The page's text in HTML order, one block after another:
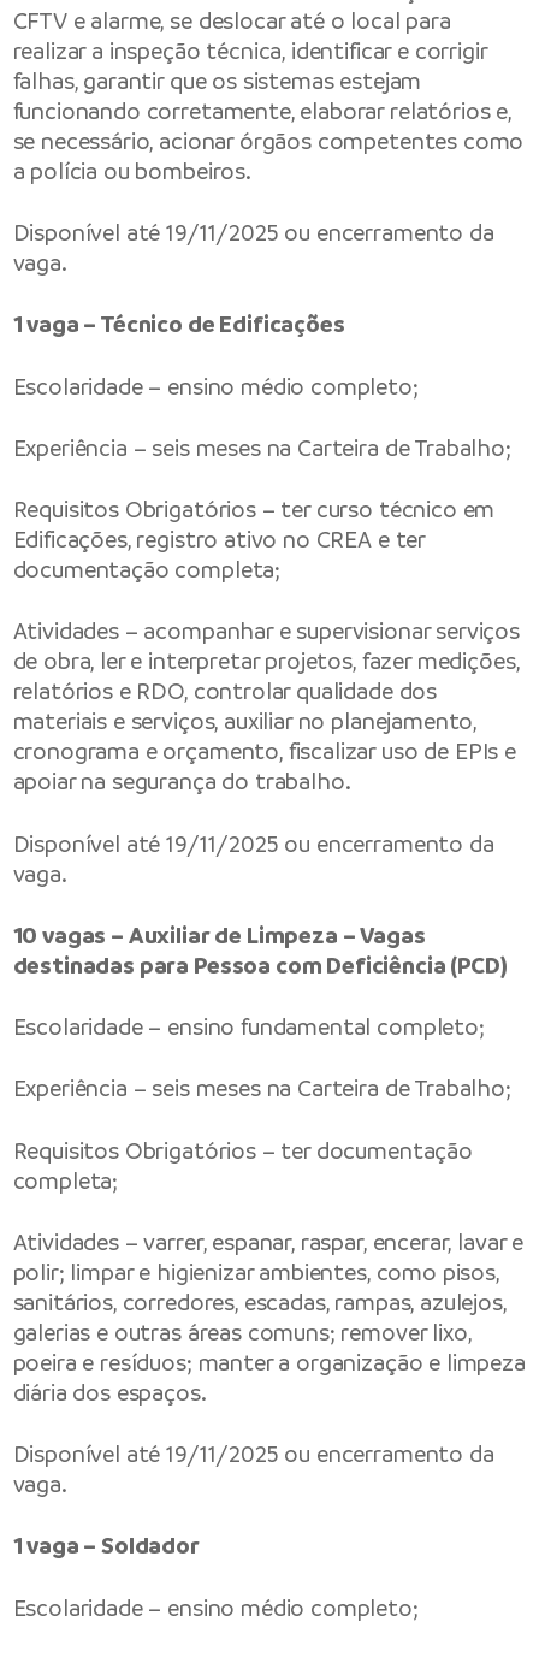
CFTV e alarme, se deslocar até o local para
realizar a inspeção técnica, identificar e corrigir
falhas, garantir que os sistemas estejam
funcionando corretamente, elaborar relatórios e,
se necessário, acionar órgãos competentes como
a polícia ou bombeiros.
Disponível até 19/11/2025 ou encerramento da
vaga.
1 vaga – Técnico de Edificações
Escolaridade – ensino médio completo;
Experiência – seis meses na Carteira de Trabalho;
Requisitos Obrigatórios – ter curso técnico em
Edificações, registro ativo no CREA e ter
documentação completa;
Atividades – acompanhar e supervisionar serviços
de obra, ler e interpretar projetos, fazer medições,
relatórios e RDO, controlar qualidade dos
materiais e serviços, auxiliar no planejamento,
cronograma e orçamento, fiscalizar uso de EPIs e
apoiar na segurança do trabalho.
Disponível até 19/11/2025 ou encerramento da
vaga.
10 vagas – Auxiliar de Limpeza – Vagas
destinadas para Pessoa com Deficiência (PCD)
Escolaridade – ensino fundamental completo;
Experiência – seis meses na Carteira de Trabalho;
Requisitos Obrigatórios – ter documentação
completa;
Atividades – varrer, espanar, raspar, encerar, lavar e
polir; limpar e higienizar ambientes, como pisos,
sanitários, corredores, escadas, rampas, azulejos,
galerias e outras áreas comuns; remover lixo,
poeira e resíduos; manter a organização e limpeza
diária dos espaços.
Disponível até 19/11/2025 ou encerramento da
vaga.
1 vaga – Soldador
Escolaridade – ensino médio completo;